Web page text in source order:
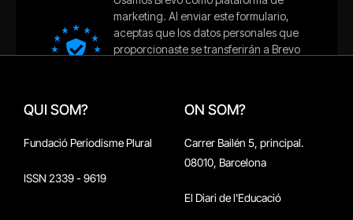
QUI SOM?
Fundació Periodisme Plural
ISSN 2339 - 9619
ON SOM?
Carrer Bailén 5, principal.
08010, Barcelona
El Diari de l'Educació